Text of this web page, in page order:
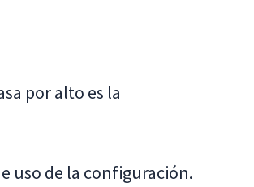
por alto es la
uso de la configuración.